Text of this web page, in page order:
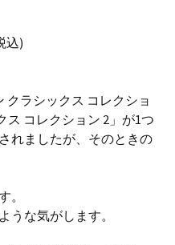
込)
クラシックス コレクショ
ス コレクション 2」が1つ
れましたが、そのときの
。
うな気がします。